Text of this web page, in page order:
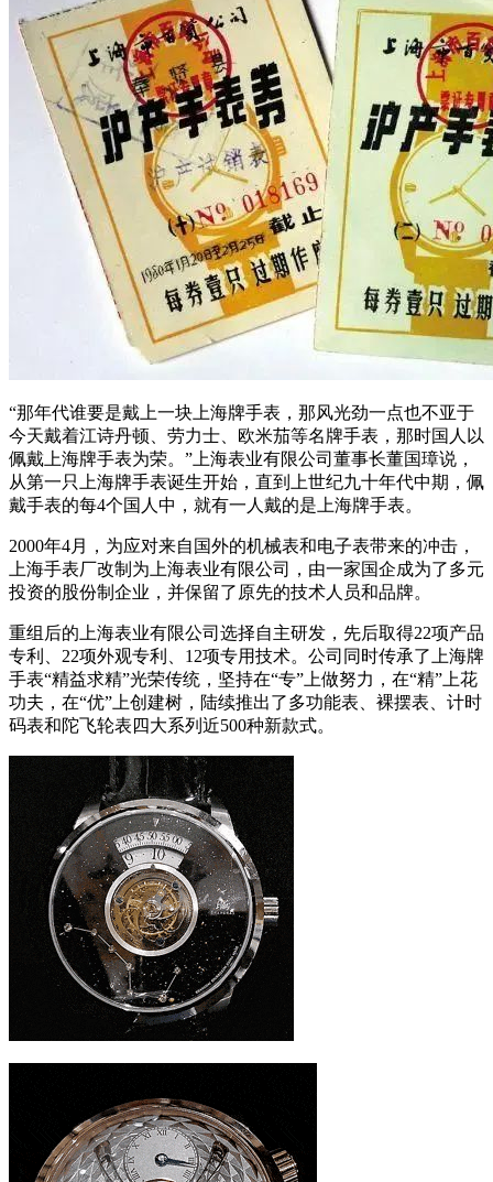
“那年代谁要是戴上一块上海牌手表，那风光劲一点也不亚于
今天戴着江诗丹顿、劳力士、欧米茄等名牌手表，那时国人以
佩戴上海牌手表为荣。”上海表业有限公司董事长董国璋说，
从第一只上海牌手表诞生开始，直到上世纪九十年代中期，佩
戴手表的每4个国人中，就有一人戴的是上海牌手表。
2000年4月，为应对来自国外的机械表和电子表带来的冲击，
上海手表厂改制为上海表业有限公司，由一家国企成为了多元
投资的股份制企业，并保留了原先的技术人员和品牌。
重组后的上海表业有限公司选择自主研发，先后取得22项产品
专利、22项外观专利、12项专用技术。公司同时传承了上海牌
手表“精益求精”光荣传统，坚持在“专”上做努力，在“精”上花
功夫，在“优”上创建树，陆续推出了多功能表、裸摆表、计时
码表和陀飞轮表四大系列近500种新款式。